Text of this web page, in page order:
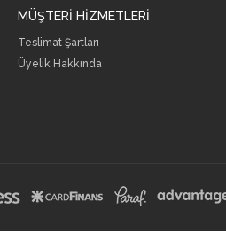
MÜŞTERİ HİZMETLERİ
Teslimat Şartları
Üyelik Hakkında